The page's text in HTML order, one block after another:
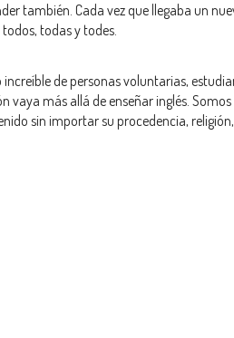
también. Cada vez que llegaba un
todas y todes.
de personas voluntarias,
vaya más allá de enseñar inglés.
sin importar su procedencia,